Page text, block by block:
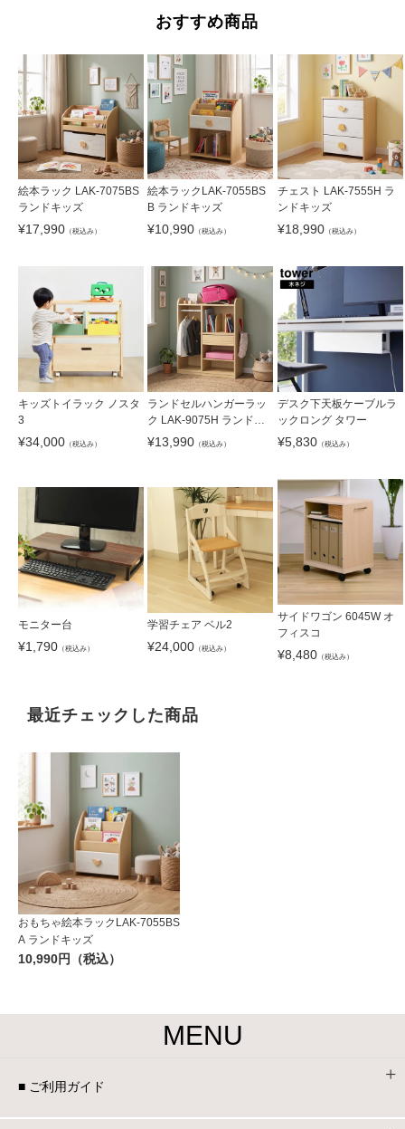
おすすめ商品
絵本ラック LAK-7075BS
ランドキッズ
¥17,990 （税込み）
絵本ラックLAK-7055BS
B ランドキッズ
¥10,990 （税込み）
チェスト LAK-7555H ラ
ンドキッズ
¥18,990（税込み）
キッズトイラック ノスタ
3
¥34,000 （税込み）
ランドセルハンガーラッ
ク LAK-9075H ランドキ
ッズ
¥13,990 （税込み）
デスク下天板ケーブルラ
ックロング タワー
¥5,830（税込み）
モニター台
¥1,790 （税込み）
学習チェア ベル2
¥24,000 （税込み）
サイドワゴン 6045W オ
フィスコ
¥8,480（税込み）
最近チェックした商品
おもちゃ絵本ラックLAK-7055BS
A ランドキッズ
10,990円（税込）
MENU
■ ご利用ガイド